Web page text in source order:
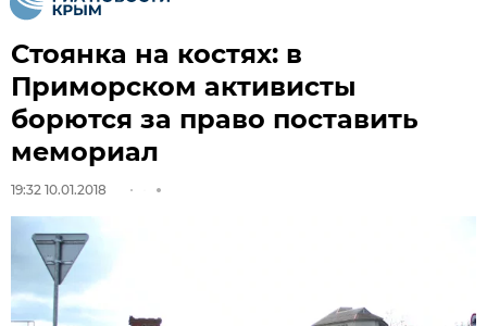
Стоянка на костях: в
Приморском активисты
борются за право поставить
мемориал
19:32 10.01.2018